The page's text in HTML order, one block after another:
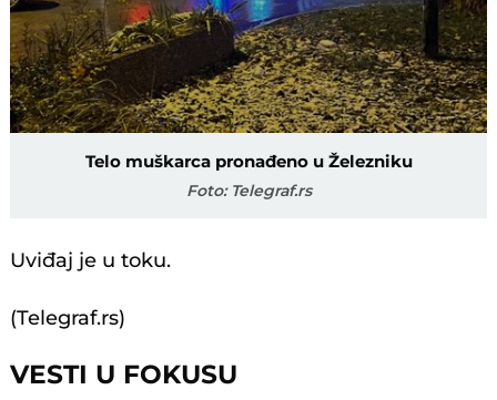
Telo muškarca pronađeno u Železniku
Foto: Telegraf.rs
Uviđaj je u toku.
(Telegraf.rs)
VESTI U FOKUSU